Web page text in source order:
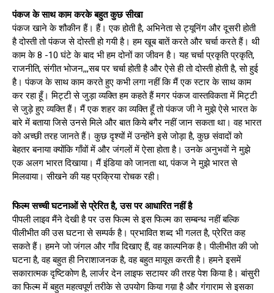
पंकज के साथ काम करके बहुत कुछ सीखा
पंकज खाने के शौकीन हैं। हैं। एक होती है, अभिनेता से ट्यूनिंग और दूसरी होती
है दोस्ती तो पंकज से दोस्ती हो गयी है। हम खूब बातें करते और चर्चा करते हैं। थी
काम के 8 -10 घंटे के बाद भी हम दोनों का जीवन है। यह चर्चा प्रकृति प्रकृति,
राजनीति, संगीत भोजन,,,सब पर चर्चा होती है और ऐसे ही तो दोस्ती होती है, सो हुई
है। पंकज के साथ काम करते हुए कभी लगा नहीं कि मैं एक स्टार के साथ काम
कर रहा हूँ। मिट्टी से जुड़ा व्यक्ति हम कहते हैं मगर पंकज वास्तविकता में मिट्टी
से जुड़े हुए व्यक्ति हैं। मैं एक शहर का व्यक्ति हूँ तो पंकज जी ने मुझे ऐसे भारत के
बारे में बताया जिसे उनसे मिले और बात किये बगैर नहीं जान सकता था। वह भारत
को अच्छी तरह जानते हैं। कुछ दृश्यों में उन्होंने इसे जोड़ा है, कुछ संवादों को
बेहतर बनाया क्योंकि गाँवों में और जंगलों में ऐसा होता है। उनके अनुभवों ने मुझे
एक अलग भारत दिखाया। मैं इंडिया को जानता था, पंकज ने मुझे भारत से
मिलवाया। सीखने की यह प्रक्रिया रोचक रही।
फिल्म सच्ची घटनाओं से प्रेरित है, उस पर आधारित नहीं है
पीपली लाइव मैंने देखी है पर उस फिल्म से इस फिल्म का सम्बन्ध नहीं बल्कि
पीलीभीत की उस घटना से सम्पर्क है। प्रभावित शब्द भी गलत है, प्रेरित कह
सकते हैं। हमने जो जंगल और गाँव दिखाए हैं, वह काल्पनिक है। पीलीभीत की जो
घटना है, वह बहुत ही निराशाजनक है, वह बहुत मायूस करती है। हमने इसमें
सकारात्मक दृष्टिकोण है, लार्जर देन लाइफ सटायर की तरह पेश किया है। बांसुरी
का फिल्म में बहुत महत्वपूर्ण तरीके से उपयोग किया गय़ा है और गंगाराम से इसका